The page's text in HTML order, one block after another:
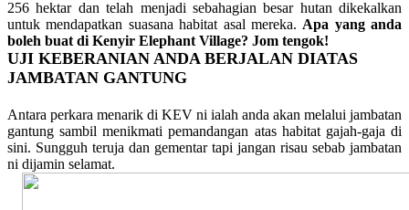
256 hektar dan telah menjadi sebahagian besar hutan dikekalkan
untuk mendapatkan suasana habitat asal mereka. Apa yang anda
boleh buat di Kenyir Elephant Village? Jom tengok!
UJI KEBERANIAN ANDA BERJALAN DIATAS
JAMBATAN GANTUNG
Antara perkara menarik di KEV ni ialah anda akan melalui jambatan
gantung sambil menikmati pemandangan atas habitat gajah-gaja di
sini. Sungguh teruja dan gementar tapi jangan risau sebab jambatan
ni dijamin selamat.